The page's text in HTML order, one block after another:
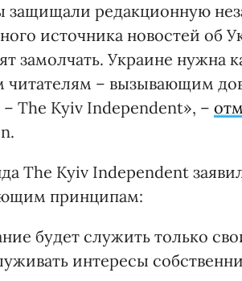
защищали редакционную
источника новостей об
замолчать. Украине нужна
читателям – вызывающим
The Kyiv Independent», –
The Kyiv Independent
принципам:
будет служить только
интересы